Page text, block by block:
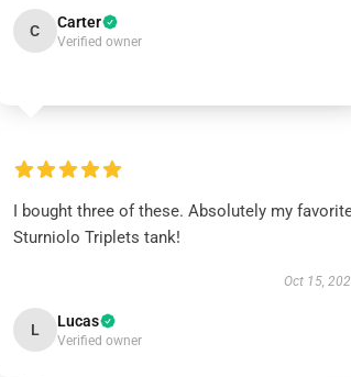
C Carter
Verified owner
I bought three of these. Absolutely my
Sturniolo Triplets tank!
Oct 15,
L Lucas
Verified owner